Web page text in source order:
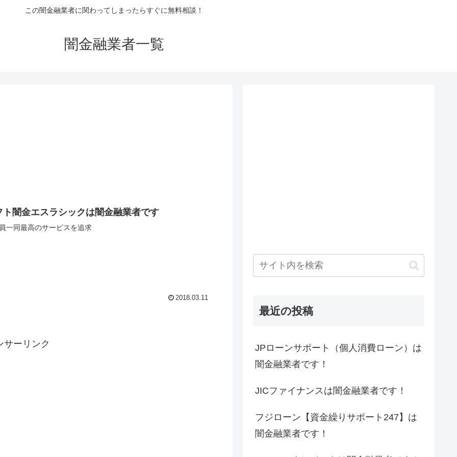
この闇金融業者に関わってしまったらすぐに無料相談！
闇金融業者一覧
ト闇金エスラシックは闇金融業者です
一同最高のサービスを追求
2018.03.11
サーリンク
最近の投稿
JPローンサポート（個人消費ローン）は
闇金融業者です！
JICファイナンスは闇金融業者です！
フジローン【資金繰りサポート247】は
闇金融業者です！